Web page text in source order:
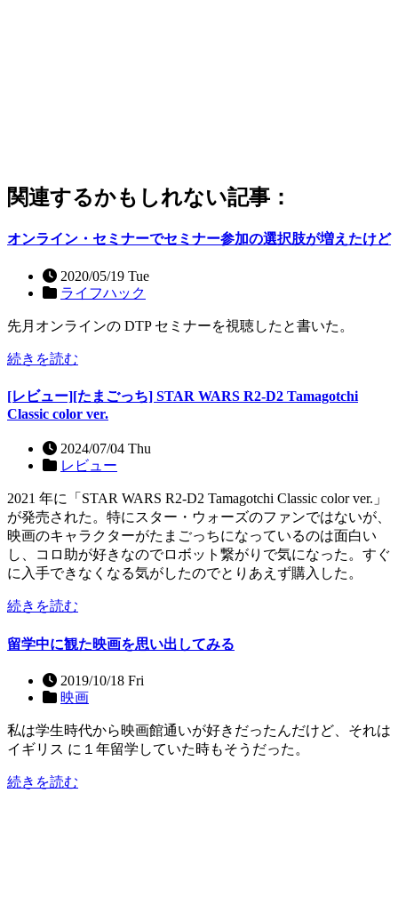
関連するかもしれない記事：
オンライン・セミナーでセミナー参加の選択肢が増えたけど
2020/05/19 Tue
ライフハック
先月オンラインの DTP セミナーを視聴したと書いた。
続きを読む
[レビュー][たまごっち] STAR WARS R2-D2 Tamagotchi
Classic color ver.
2024/07/04 Thu
レビュー
2021 年に「STAR WARS R2-D2 Tamagotchi Classic color ver.」
が発売された。特にスター・ウォーズのファンではないが、
映画のキャラクターがたまごっちになっているのは面白い
し、コロ助が好きなのでロボット繋がりで気になった。すぐ
に入手できなくなる気がしたのでとりあえず購入した。
続きを読む
留学中に観た映画を思い出してみる
2019/10/18 Fri
映画
私は学生時代から映画館通いが好きだったんだけど、それは
イギリス に１年留学していた時もそうだった。
続きを読む